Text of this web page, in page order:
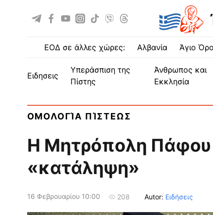
ΕΟΔ σε άλλες χώρες: Αλβανία Άγιο
ειδησεις
Υπεράσπιση της
Πίστης
Άνθρωπος και
Εκκλησία
ΟΜΟΛΟΓΊΑ ΠΊΣΤΕΩΣ
Η Μητρόπολη Πάφου
«κατάληψη»
16 Φεβρουαρίου 10:00 208 Autor: Ειδήσεις